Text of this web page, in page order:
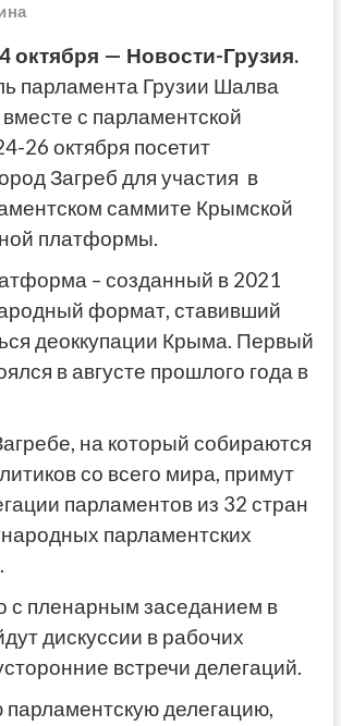
октября — Новости-Грузия.
парламента Грузии Шалва
с парламентской
26 октября посетит
Загреб для участия в
саммите Крымской
платформы.
– созданный в 2021
формат, ставивший
деоккупации Крыма. Первый
в августе прошлого года в
на который собираются
со всего мира, примут
парламентов из 32 стран
парламентских
с пленарным заседанием в
дискуссии в рабочих
встречи делегаций.
парламентскую делегацию,